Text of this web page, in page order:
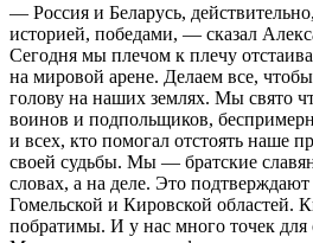
— Россия и Беларусь,
историей, победами, — сказал
Сегодня мы плечом к плечу
на мировой арене. Делаем все,
голову на наших землях. Мы свято
воинов и подпольщиков,
и всех, кто помогал отстоять наше
своей судьбы. Мы — братские
словах, а на деле. Это
Гомельской и Кировской областей.
побратимы. И у нас много точек для